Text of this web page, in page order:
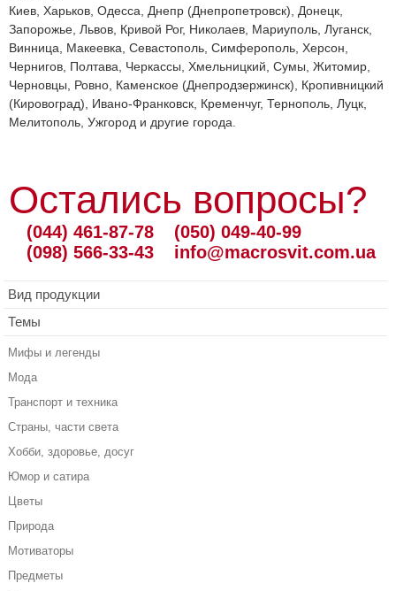
Киев, Харьков, Одесса, Днепр (Днепропетровск), Донецк,
Запорожье, Львов, Кривой Рог, Николаев, Мариуполь, Луганск,
Винница, Макеевка, Севастополь, Симферополь, Херсон,
Чернигов, Полтава, Черкассы, Хмельницкий, Сумы, Житомир,
Черновцы, Ровно, Каменское (Днепродзержинск), Кропивницкий
(Кировоград), Ивано-Франковск, Кременчуг, Тернополь, Луцк,
Мелитополь, Ужгород и другие города.
Остались вопросы?
(044) 461-87-78
(098) 566-33-43
(050) 049-40-99
info@macrosvit.com.ua
Вид продукции
Темы
Мифы и легенды
Мода
Транспорт и техника
Страны, части света
Хобби, здоровье, досуг
Юмор и сатира
Цветы
Природа
Мотиваторы
Предметы